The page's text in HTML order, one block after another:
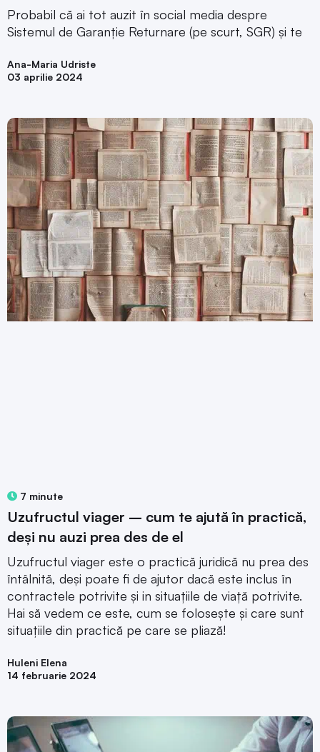
Probabil că ai tot auzit în social media despre
Sistemul de Garanție Returnare (pe scurt, SGR) și te
Ana-Maria Udriste
03 aprilie 2024
7 minute
Uzufructul viager – cum te ajută în practică,
deși nu auzi prea des de el
Uzufructul viager este o practică juridică nu prea des
întâlnită, deși poate fi de ajutor dacă este inclus în
contractele potrivite și in situațiile de viață potrivite.
Hai să vedem ce este, cum se folosește și care sunt
situațiile din practică pe care se pliază!
Huleni Elena
14 februarie 2024